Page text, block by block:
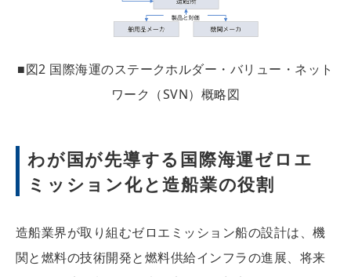
■図2 国際海運のステークホルダー・バリュー・ネット
ワーク（SVN）概略図
わが国が先導する国際海運ゼロエ
ミッション化と造船業の役割
造船業界が取り組むゼロエミッション船の設計は、機
関と燃料の技術開発と燃料供給インフラの進展、将来